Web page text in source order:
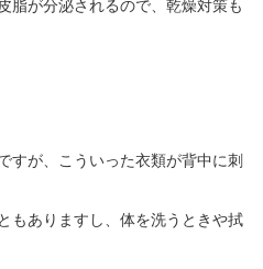
脂が分泌されるので、乾燥対策も
すが、こういった衣類が背中に刺
もありますし、体を洗うときや拭